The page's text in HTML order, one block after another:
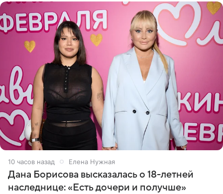
10 часов назад Елена Нужная
Дана Борисова высказалась о 18-летней
наследнице: «Есть дочери и получше»